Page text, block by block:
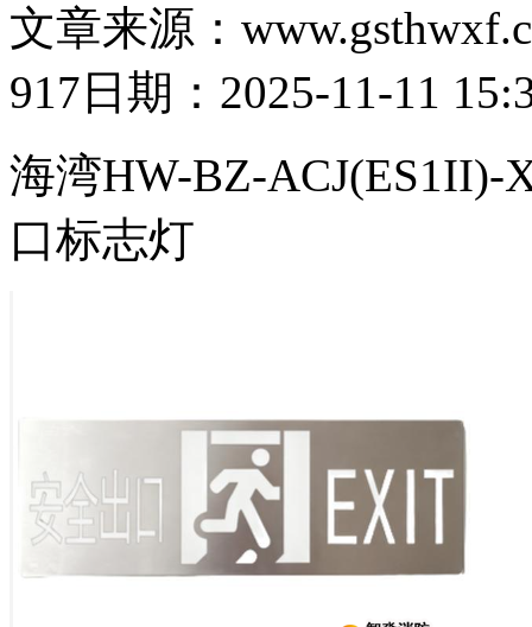
文章来源：
917 日期：2025-11-11
海湾HW-BZ-
口标志灯